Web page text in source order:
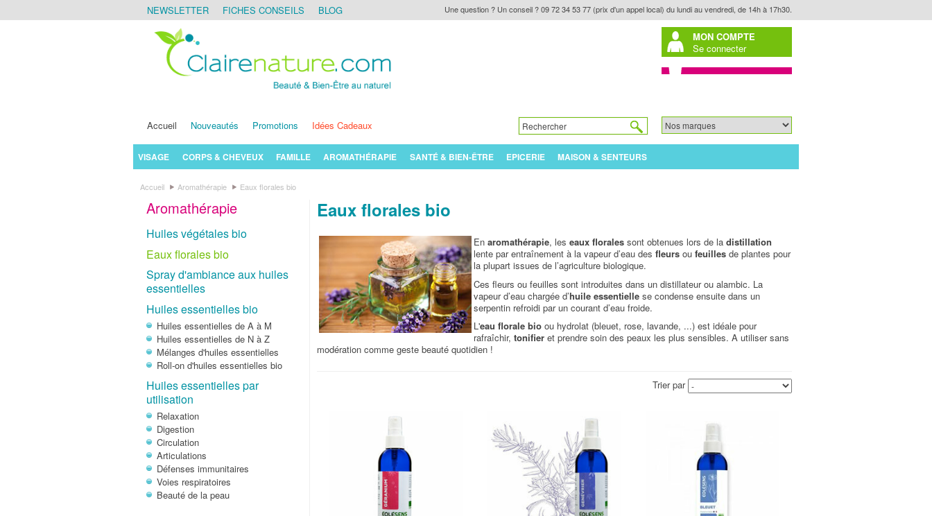
Une question ? Un conseil ? 09 72 34 53 77 (prix d'un appel local) du lundi au vendredi, de 14h à 17h30.
NEWSLETTER FICHES CONSEILS
BLOG
MON COMPTE
Se connecter
Accueil Nouveautés Promotions Idées Cadeaux
VISAGE CORPS & CHEVEUX FAMILLE AROMATHÉRAPIE SANTÉ & BIEN-ÊTRE EPICERIE MAISON & SENTEURS
Accueil Aromathérapie Eaux florales bio
Eaux florales bio
En aromathérapie, les eaux floralessont obtenues lors de la distillation
lente par entraînement à la vapeur d’eau des fleursou feuillesde plantes pour
la plupart issues de l’agriculture biologique.
Ces fleurs ou feuilles sont introduites dans un distillateur ou alambic. La
vapeur d’eau chargée d’huile essentiellese condense ensuite dans un
serpentin refroidi par un courant d’eau froide.
L'eau florale bioou hydrolat (bleuet, rose, lavande, ...) est idéale pour
rafraîchir, tonifieret prendre soin des peaux les plus sensibles. A utiliser sans
modération comme geste beauté quotidien !
Trier par
Aromathérapie
Huiles végétales bio
Eaux florales bio
Spray d'ambiance aux huiles
essentielles
Huiles essentielles bio
Huiles essentielles de A à M
Huiles essentielles de N à Z
Mélanges d'huiles essentielles
Roll-on d'huiles essentielles bio
Huiles essentielles par
utilisation
Relaxation
Digestion
Circulation
Articulations
Défenses immunitaires
Voies respiratoires
Beauté de la peau